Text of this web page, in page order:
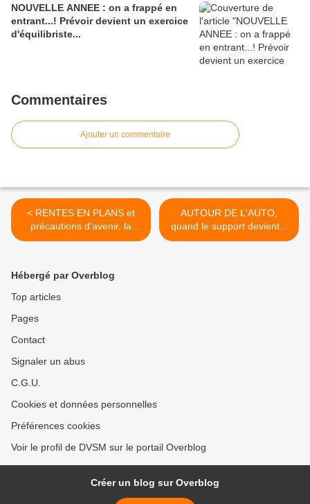
NOUVELLE ANNEE : on a frappé en
entrant...! Prévoir devient un exercice
d'équilibriste...
Commentaires
Ajouter un commentaire
< RENTES EN PLANS et
précautions d'avenir, la
peur des consommateurs…
AUTOUR DE L'AUTO,
quand le support devient à
la mode commode... >
Hébergé par Overblog
Top articles
Pages
Contact
Signaler un abus
C.G.U.
Cookies et données personnelles
Préférences cookies
Voir le profil de DVSM sur le portail Overblog
Créer un blog sur Overblog